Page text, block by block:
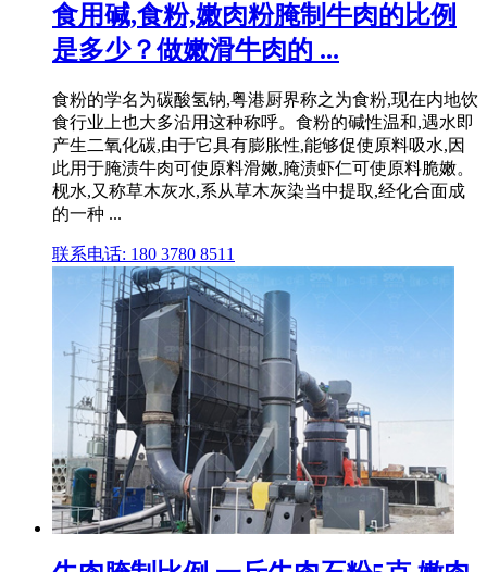
食用碱,食粉,嫩肉粉腌制牛肉的比例
是多少？做嫩滑牛肉的 ...
食粉的学名为碳酸氢钠,粤港厨界称之为食粉,现在内地饮
食行业上也大多沿用这种称呼。食粉的碱性温和,遇水即
产生二氧化碳,由于它具有膨胀性,能够促使原料吸水,因
此用于腌渍牛肉可使原料滑嫩,腌渍虾仁可使原料脆嫩。
枧水,又称草木灰水,系从草木灰染当中提取,经化合面成
的一种 ...
联系电话: 180 3780 8511